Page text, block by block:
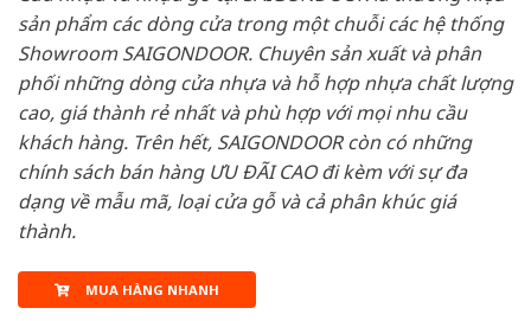
sản phẩm các dòng cửa trong một chuỗi các hệ thống
Showroom SAIGONDOOR. Chuyên sản xuất và phân
phối những dòng cửa nhựa và hỗ hợp nhựa chất lượng
cao, giá thành rẻ nhất và phù hợp với mọi nhu cầu
khách hàng. Trên hết, SAIGONDOOR còn có những
chính sách bán hàng ƯU ĐÃI CAO đi kèm với sự đa
dạng về mẫu mã, loại cửa gỗ và cả phân khúc giá
thành.
MUA HÀNG NHANH